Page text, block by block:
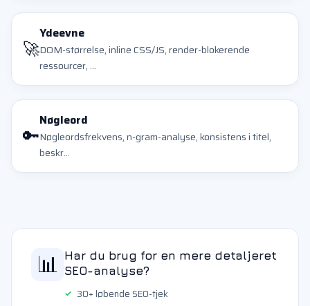
🚀
Ydeevne
DOM-størrelse, inline CSS/JS, render-blokerende
ressourcer, ...
🔑
Nøgleord
Nøgleordsfrekvens, n-gram-analyse, konsistens i titel,
beskr...
📊 Har du brug for en mere detaljeret
SEO-analyse?
30+ løbende SEO-tjek